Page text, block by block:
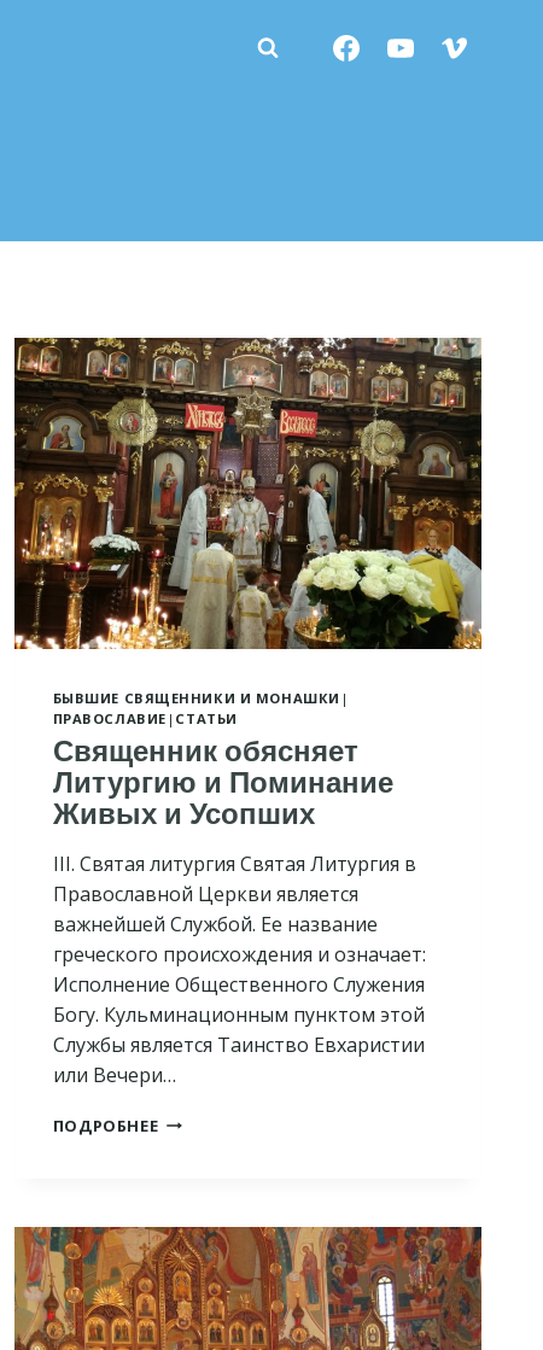
БЫВШИЕ СВЯЩЕННИКИ И МОНАШКИ |
ПРАВОСЛАВИЕ | СТАТЬИ
Священник обясняет
Литургию и Поминание
Живых и Усопших
III. Святая литургия Святая Литургия в
Православной Церкви является
важнейшей Службой. Ее название
греческого происхождения и означает:
Исполнение Общественного Служения
Богу. Кульминационным пунктом этой
Службы является Таинство Евхаристии
или Вечери…
ПОДРОБНЕЕ СВЯЩЕННИК
ЖИВЫХ
И
УСОПШИХ